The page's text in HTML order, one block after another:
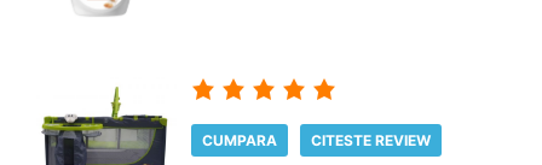
CUMPARA CITESTE REVIEW